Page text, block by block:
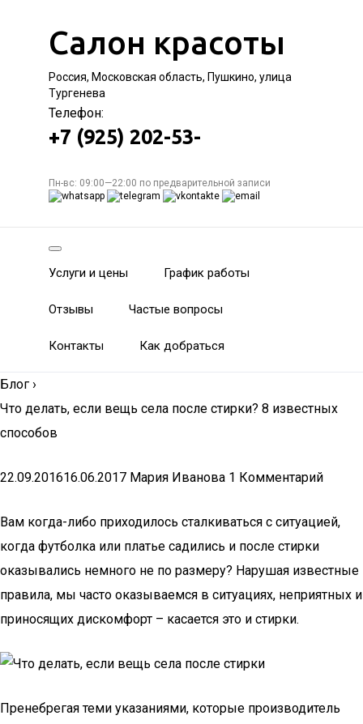
Салон красоты
Россия, Московская область, Пушкино, улица
Тургенева
Телефон:
+7 (925) 202-53-
Пн-вс: 09:00—22:00 по предварительной записи
Услуги и цены График работы
Отзывы Частые вопросы
Контакты Как добраться
Блог ›
Что делать, если вещь села после стирки? 8 известных
способов
22.09.201616.06.2017 Мария Иванова 1 Комментарий
Вам когда-либо приходилось сталкиваться с ситуацией,
когда футболка или платье садились и после стирки
оказывались немного не по размеру? Нарушая известные
правила, мы часто оказываемся в ситуациях, неприятных и
приносящих дискомфорт – касается это и стирки.
Пренебрегая теми указаниями, которые производитель